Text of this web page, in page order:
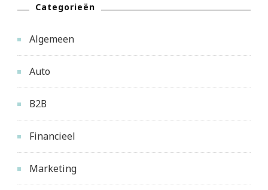
Categorieën
Algemeen
Auto
B2B
Financieel
Marketing